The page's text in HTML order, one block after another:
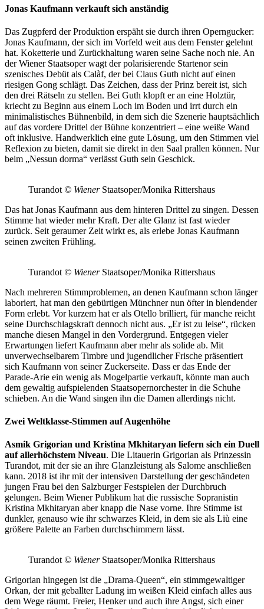
Jonas Kaufmann verkauft sich anständig
Das Zugpferd der Produktion erspäht sie durch ihren Operngucker:
Jonas Kaufmann, der sich im Vorfeld weit aus dem Fenster gelehnt
hat. Koketterie und Zurückhaltung waren seine Sache noch nie. An
der Wiener Staatsoper wagt der polarisierende Startenor sein
szenisches Debüt als Calàf, der bei Claus Guth nicht auf einen
riesigen Gong schlägt. Das Zeichen, dass der Prinz bereit ist, sich
den drei Rätseln zu stellen. Bei Guth klopft er an eine Holztür,
kriecht zu Beginn aus einem Loch im Boden und irrt durch ein
minimalistisches Bühnenbild, in dem sich die Szenerie hauptsächlich
auf das vordere Drittel der Bühne konzentriert – eine weiße Wand
oft inklusive. Handwerklich eine gute Lösung, um den Stimmen viel
Reflexion zu bieten, damit sie direkt in den Saal prallen können. Nur
beim „Nessun dorma“ verlässt Guth sein Geschick.
Turandot © WienerStaatsoper/Monika Rittershaus
Das hat Jonas Kaufmann aus dem hinteren Drittel zu singen. Dessen
Stimme hat wieder mehr Kraft. Der alte Glanz ist fast wieder
zurück. Seit geraumer Zeit wirkt es, als erlebe Jonas Kaufmann
seinen zweiten Frühling.
Turandot © WienerStaatsoper/Monika Rittershaus
Nach mehreren Stimmproblemen, an denen Kaufmann schon länger
laboriert, hat man den gebürtigen Münchner nun öfter in blendender
Form erlebt. Vor kurzem hat er als Otello brilliert, für manche reicht
seine Durchschlagskraft dennoch nicht aus. „Er ist zu leise“, rücken
manche diesen Mangel in den Vordergrund. Entgegen vieler
Erwartungen liefert Kaufmann aber mehr als solide ab. Mit
unverwechselbarem Timbre und jugendlicher Frische präsentiert
sich Kaufmann von seiner Zuckerseite. Dass er das Ende der
Parade-Arie ein wenig als Mogelpartie verkauft, könnte man auch
dem gewaltig aufspielenden Staatsopernorchester in die Schuhe
schieben. An die Wand singen ihn die Damen allerdings nicht.
Zwei Weltklasse-Stimmen auf Augenhöhe
Asmik Grigorian und Kristina Mkhitaryan liefern sich ein Duell
auf allerhöchstem Niveau. Die Litauerin Grigorian als Prinzessin
Turandot, mit der sie an ihre Glanzleistung als Salome anschließen
kann. 2018 ist ihr mit der intensiven Darstellung der geschändeten
jungen Frau bei den Salzburger Festspielen der Durchbruch
gelungen. Beim Wiener Publikum hat die russische Sopranistin
Kristina Mkhitaryan aber knapp die Nase vorne. Ihre Stimme ist
dunkler, genauso wie ihr schwarzes Kleid, in dem sie als Liù eine
größere Palette an Farben durchschimmern lässt.
Turandot © WienerStaatsoper/Monika Rittershaus
Grigorian hingegen ist die „Drama-Queen“, ein stimmgewaltiger
Orkan, der mit geballter Ladung im weißen Kleid einfach alles aus
dem Wege räumt. Freier, Henker und auch ihre Angst, sich einer